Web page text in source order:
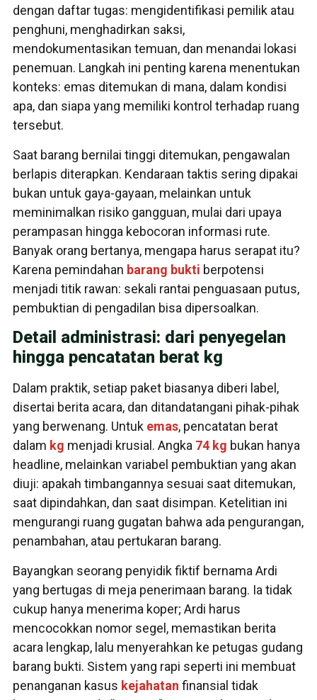
dengan daftar tugas: mengidentifikasi pemilik atau
penghuni, menghadirkan saksi,
mendokumentasikan temuan, dan menandai lokasi
penemuan. Langkah ini penting karena menentukan
konteks: emas ditemukan di mana, dalam kondisi
apa, dan siapa yang memiliki kontrol terhadap ruang
tersebut.
Saat barang bernilai tinggi ditemukan, pengawalan
berlapis diterapkan. Kendaraan taktis sering dipakai
bukan untuk gaya-gayaan, melainkan untuk
meminimalkan risiko gangguan, mulai dari upaya
perampasan hingga kebocoran informasi rute.
Banyak orang bertanya, mengapa harus serapat itu?
Karena pemindahan barang bukti berpotensi
menjadi titik rawan: sekali rantai penguasaan putus,
pembuktian di pengadilan bisa dipersoalkan.
Detail administrasi: dari penyegelan
hingga pencatatan berat kg
Dalam praktik, setiap paket biasanya diberi label,
disertai berita acara, dan ditandatangani pihak-pihak
yang berwenang. Untuk emas, pencatatan berat
dalam kg menjadi krusial. Angka 74 kg bukan hanya
headline, melainkan variabel pembuktian yang akan
diuji: apakah timbangannya sesuai saat ditemukan,
saat dipindahkan, dan saat disimpan. Ketelitian ini
mengurangi ruang gugatan bahwa ada pengurangan,
penambahan, atau pertukaran barang.
Bayangkan seorang penyidik fiktif bernama Ardi
yang bertugas di meja penerimaan barang. Ia tidak
cukup hanya menerima koper; Ardi harus
mencocokkan nomor segel, memastikan berita
acara lengkap, lalu menyerahkan ke petugas gudang
barang bukti. Sistem yang rapi seperti ini membuat
penanganan kasus kejahatan finansial tidak